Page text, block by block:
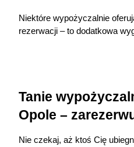
Niektóre wypożyczalnie
rezerwacji – to dodatkowa
Tanie
Opole –
Nie czekaj, aż ktoś Cię